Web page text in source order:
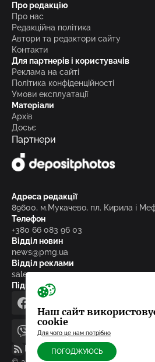
Про редакцію
Про нас
Редакційна політика
Автори та редактори сайту
Контакти
Для партнерів і користувачів
Реклама на сайті
Політика конфіденційності
Умови експлуатації
Матеріали
Архів
Досьє
Партнери
Адреса редакції
89600, м.Мукачево, пл. Кирила і
Телефон
+380 66 083 96 03
Відділ новин
news@pmg.ua
Відділ реклами
sales@pmg.ua
Підписуйтесь на нас у соціальних
facebooktelegram
viber
youtube
RSS-стрічка
Наш сайт
cookie
Для чого це нам потрібно
ПОГОДЖУЮСЬ